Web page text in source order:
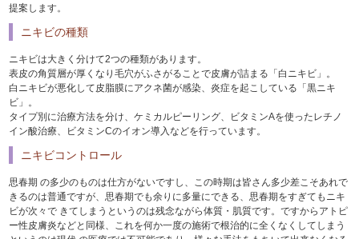
提案します。
ニキビの種類
ニキビは大きく分けて2つの種類があります。
表皮の角質層が厚くなり毛穴がふさがることで皮膚が詰まる「白ニキビ」。
白ニキビが悪化して皮脂膜にアクネ菌が感染、炎症を起こしている「黒ニキ
ビ」。
タイプ別に治療方法を分け、ケミカルピーリング、ビタミンAを使ったレチノ
イン酸治療、ビタミンCのイオン導入などを行っています。
ニキビコントロール
思春期 の多少のものは仕方がないですし、この時期は皆さん多少差こそあれで
きるのは普通ですが、思春期でも余りに多量にできる、思春期をすぎてもニキ
ビが次々で きてしまうというのは残念ながら体質・肌質です。ですからアトピ
ー性皮膚炎などと同様、これを何か一度の施術で根治的に全くなくしてしまう